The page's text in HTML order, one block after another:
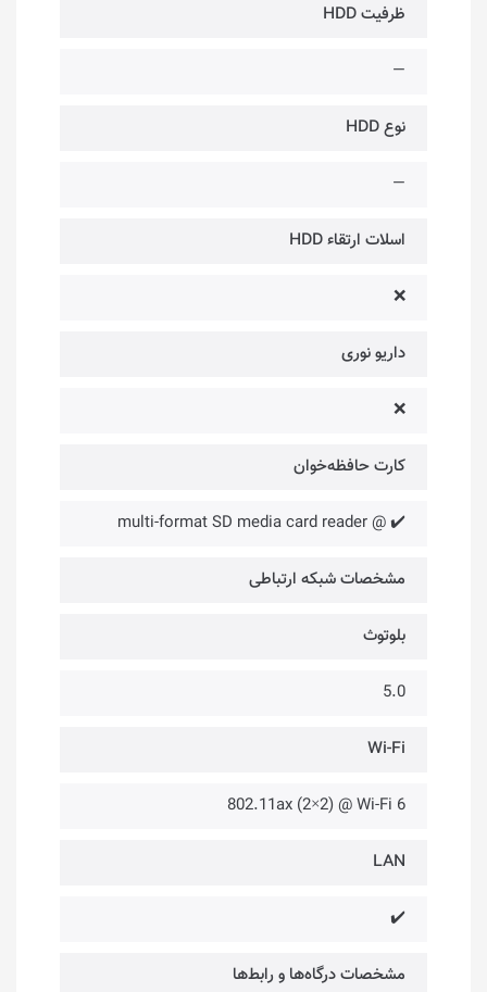
ظرفیت HDD
—
نوع HDD
—
اسلات ارتقاء HDD
❌
داریو نوری
❌
کارت حافظه‌خوان
✔️ @ multi-format SD media card reader
مشخصات شبکه ارتباطی
بلوتوث
5.0
Wi-Fi
802.11ax (2×2) @ Wi-Fi 6
LAN
✔️
مشخصات درگاه‌ها و رابط‌ها